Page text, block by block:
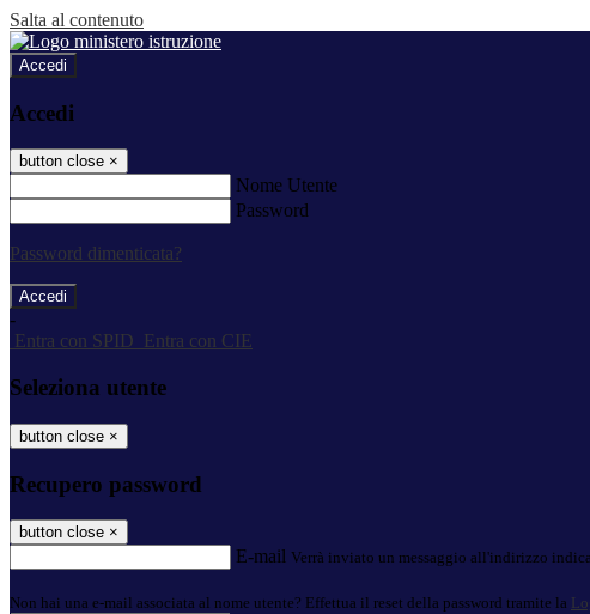
Salta al contenuto
Accedi
Accedi
button close ×
Nome Utente
Password
Password dimenticata?
-
Entra con SPID
Entra con CIE
Seleziona utente
button close ×
Recupero password
button close ×
E-mail Verrà inviato un messaggio all'indirizzo
Non hai una e-mail associata al nome utente? Effettua il reset della password tramite la